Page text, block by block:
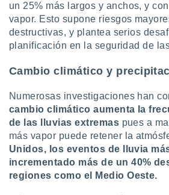
de
un 25% más largos y anchos, y
vapor. Esto supone riesgos
destructivas, y plantea serios
planificación en la seguridad de
Cambio climático y
Numerosas investigaciones han
cambio climático aumenta la
de las lluvias extremas pues a
más vapor puede retener la
Unidos, los eventos de lluvia
incrementado más de un 40%
regiones como el Medio Oeste.